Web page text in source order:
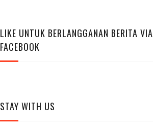
LIKE UNTUK BERLANGGANAN BERITA VIA
FACEBOOK
STAY WITH US